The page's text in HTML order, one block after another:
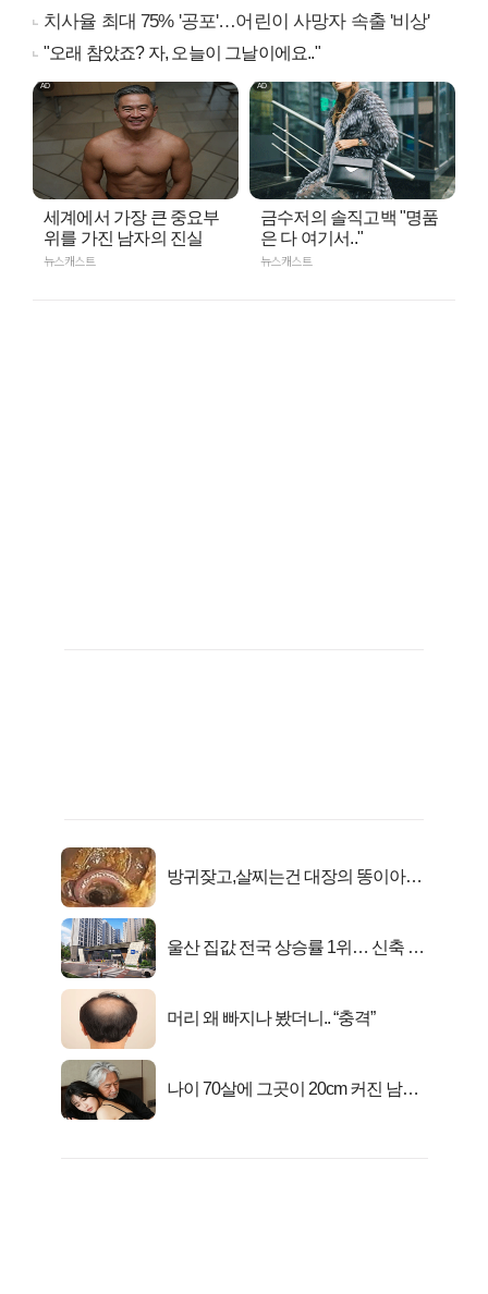
치사율 최대 75% '공포'…어린이 사망자 속출 '비상'
"오래 참았죠? 자, 오늘이 그날이에요.."
세계에서 가장 큰 중요부
위를 가진 남자의 진실
뉴스캐스트
금수저의 솔직고백 "명품
은 다 여기서.."
뉴스캐스트
방귀잦고,살찌는건 대장의 똥이아니
울산 집값 전국 상승률 1위… 신축 지
머리 왜 빠지나 봤더니.. “충격”
나이 70살에 그곳이 20cm 커진 남자..